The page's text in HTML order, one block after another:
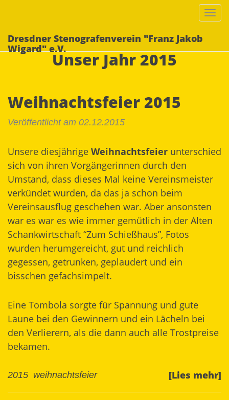
Dresdner Stenografenverein "Franz Jakob
Wigard" e.V.
Unser Jahr 2015
Weihnachtsfeier 2015
Veröffentlicht am 02.12.2015
Unsere diesjährige Weihnachtsfeier unterschied
sich von ihren Vorgängerinnen durch den
Umstand, dass dieses Mal keine Vereinsmeister
verkündet wurden, da das ja schon beim
Vereinsausflug geschehen war. Aber ansonsten
war es war es wie immer gemütlich in der Alten
Schankwirtschaft “Zum Schießhaus”, Fotos
wurden herumgereicht, gut und reichlich
gegessen, getrunken, geplaudert und ein
bisschen gefachsimpelt.
Eine Tombola sorgte für Spannung und gute
Laune bei den Gewinnern und ein Lächeln bei
den Verlierern, als die dann auch alle Trostpreise
bekamen.
[Lies mehr]
2015 weihnachtsfeier